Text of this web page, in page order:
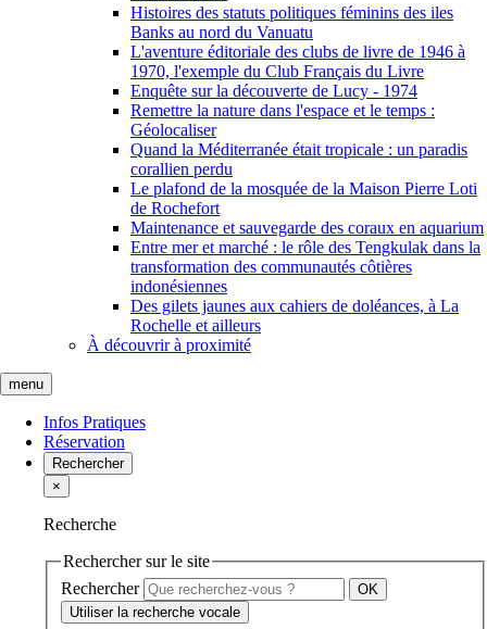
Histoires des statuts politiques féminins des iles
Banks au nord du Vanuatu
L'aventure éditoriale des clubs de livre de 1946 à
1970, l'exemple du Club Français du Livre
Enquête sur la découverte de Lucy - 1974
Remettre la nature dans l'espace et le temps :
Géolocaliser
Quand la Méditerranée était tropicale : un paradis
corallien perdu
Le plafond de la mosquée de la Maison Pierre Loti
de Rochefort
Maintenance et sauvegarde des coraux en aquarium
Entre mer et marché : le rôle des Tengkulak dans la
transformation des communautés côtières
indonésiennes
Des gilets jaunes aux cahiers de doléances, à La
Rochelle et ailleurs
À découvrir à proximité
menu
Infos Pratiques
Réservation
Rechercher
×
Recherche
Rechercher sur le site
Rechercher
Utiliser la recherche vocale